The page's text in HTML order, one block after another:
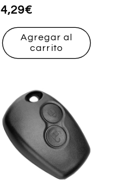
Precio
habitual
4,29€
Agregar al
carrito